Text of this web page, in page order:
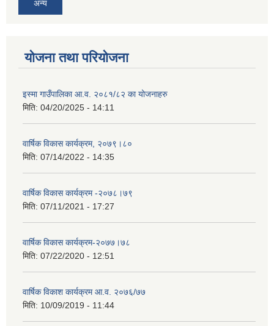
अन्य
योजना तथा परियोजना
इस्मा गाउँपालिका आ.व. २०८१/८२ का योजनाहरु
मिति: 04/20/2025 - 14:11
वार्षिक विकास कार्यक्रम, २०७९।८०
मिति: 07/14/2022 - 14:35
वार्षिक विकास कार्यक्रम -२०७८।७९
मिति: 07/11/2021 - 17:27
वार्षिक विकास कार्यक्रम-२०७७।७८
मिति: 07/22/2020 - 12:51
वार्षिक विकाश कार्यक्रम आ.व. २०७६/७७
मिति: 10/09/2019 - 11:44